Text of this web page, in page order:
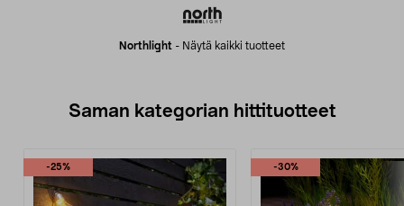
Northlight - Näytä kaikki tuotteet
Saman kategorian hittituotteet
-25% -30%